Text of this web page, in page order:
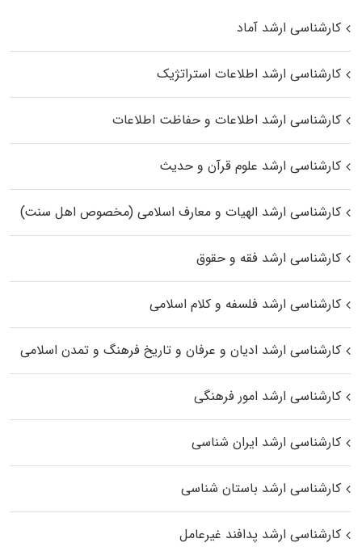
کارشناسی ارشد آماد
کارشناسی ارشد اطلاعات استراتژیک
کارشناسی ارشد اطلاعات و حفاظت اطلاعات
کارشناسی ارشد علوم قرآن و حدیث
کارشناسی ارشد الهیات و معارف اسلامی (مخصوص اهل سنت)
کارشناسی ارشد فقه و حقوق
کارشناسی ارشد فلسفه و کلام اسلامی
کارشناسی ارشد ادیان و عرفان و تاریخ فرهنگ و تمدن اسلامی
کارشناسی ارشد امور فرهنگی
کارشناسی ارشد ایران شناسی
کارشناسی ارشد باستان شناسی
کارشناسی ارشد پدافند غیرعامل